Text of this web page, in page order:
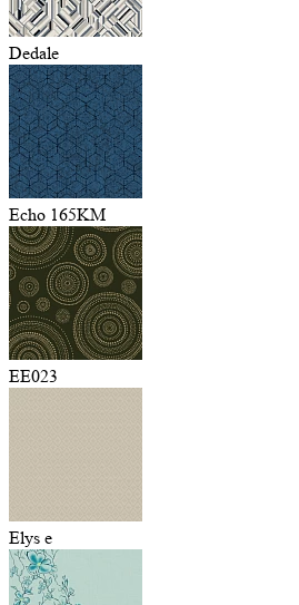
Dedale
Echo 165KM
EE023
Elys e